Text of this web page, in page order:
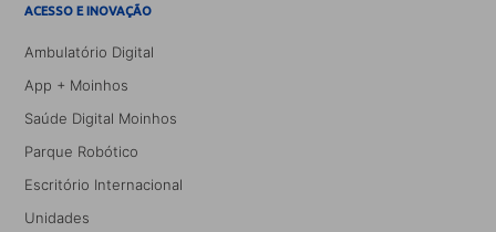
ACESSO E INOVAÇÃO
Ambulatório Digital
App + Moinhos
Saúde Digital Moinhos
Parque Robótico
Escritório Internacional
Unidades